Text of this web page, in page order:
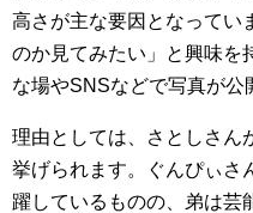
高さが主な要因となってい
のか見てみたい」と興味を
な場やSNSなどで写真が公
理由としては、さとしさん
挙げられます。ぐんぴぃさ
躍しているものの、弟は芸